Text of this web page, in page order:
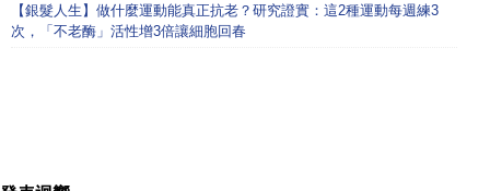
【銀髮人生】做什麼運動能真正抗老？研究證實：這2種運動每週練3
次，「不老酶」活性增3倍讓細胞回春